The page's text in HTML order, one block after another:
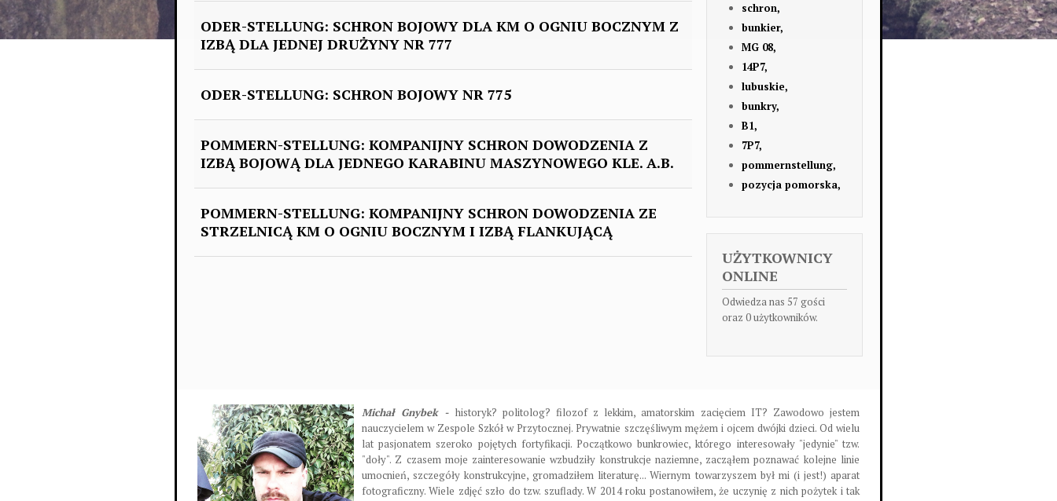
ODER-STELLUNG: SCHRON BOJOWY DLA KM O OGNIU BOCZNYM Z
IZBĄ DLA JEDNEJ DRUŻYNY NR 777
ODER-STELLUNG: SCHRON BOJOWY NR 775
POMMERN-STELLUNG: KOMPANIJNY SCHRON DOWODZENIA Z
IZBĄ BOJOWĄ DLA JEDNEGO KARABINU MASZYNOWEGO KLE. A.B.
POMMERN-STELLUNG: KOMPANIJNY SCHRON DOWODZENIA ZE
STRZELNICĄ KM O OGNIU BOCZNYM I IZBĄ FLANKUJĄCĄ
schron,
bunkier,
MG 08,
14P7,
lubuskie,
bunkry,
B1,
7P7,
pommernstellung,
pozycja pomorska,
UŻYTKOWNICY
ONLINE
Odwiedza nas 57 gości
oraz 0 użytkowników.
Michał Gnybek - historyk? politolog? filozof z lekkim, amatorskim zacięciem IT? Zawodowo jestem
nauczycielem w Zespole Szkół w Przytocznej. Prywatnie szczęśliwym mężem i ojcem dwójki dzieci. Od wielu
lat pasjonatem szeroko pojętych fortyfikacji. Początkowo bunkrowiec, którego interesowały "jedynie" tzw.
"doły". Z czasem moje zainteresowanie wzbudziły konstrukcje naziemne, zacząłem poznawać kolejne linie
umocnień, szczegóły konstrukcyjne, gromadziłem literaturę... Wiernym towarzyszem był mi (i jest!) aparat
fotograficzny. Wiele zdjęć szło do tzw. szuflady. W 2014 roku postanowiłem, że uczynię z nich pożytek i tak